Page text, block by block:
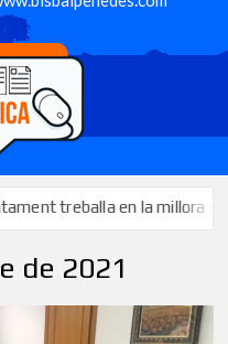
en la millora i l’ampliació
de 2021